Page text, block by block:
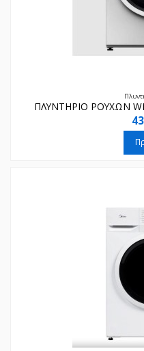
ΠΛΥΝΤΗΡΙΟ ΡΟΥΧΩΝ